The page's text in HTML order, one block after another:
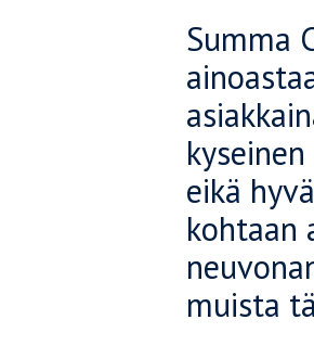
Summa
eikä
kohtaan
muista